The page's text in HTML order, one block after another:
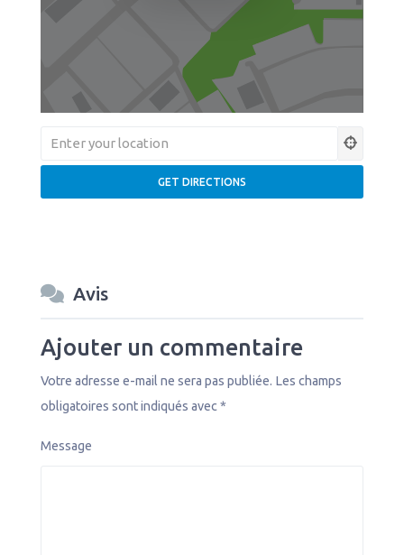
Avis
Ajouter un commentaire
Votre adresse e-mail ne sera pas publiée. Les champs
obligatoires sont indiqués avec *
Message